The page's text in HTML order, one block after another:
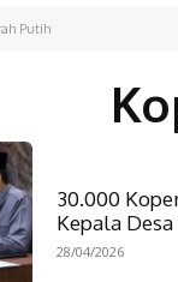
Putih
30.000
Kepala
28/04/2026